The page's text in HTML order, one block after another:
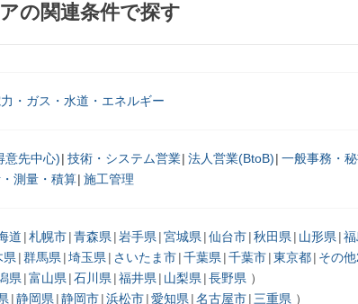
の関連条件で探す
・ガス・水道・エネルギー
意先中心) 技術・システム営業 法人営業(BtoB) 一般事務・
測量・積算 施工管理
道 札幌市 青森県 岩手県 宮城県 仙台市 秋田県 山形県
県 群馬県 埼玉県 さいたま市 千葉県 千葉市 東京都 その
県 富山県 石川県 福井県 山梨県 長野県
静岡県 静岡市 浜松市 愛知県 名古屋市 三重県